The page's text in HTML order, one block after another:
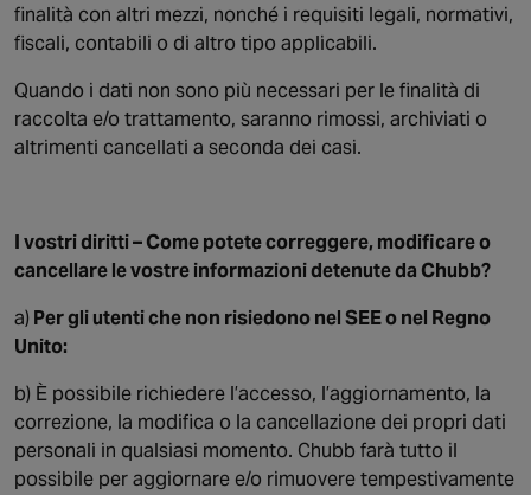
finalità con altri mezzi, nonché i requisiti legali, normativi,
fiscali, contabili o di altro tipo applicabili.
Quando i dati non sono più necessari per le finalità di
raccolta e/o trattamento, saranno rimossi, archiviati o
altrimenti cancellati a seconda dei casi.
I vostri diritti – Come potete correggere, modificare o
cancellare le vostre informazioni detenute da Chubb?
a) Per gli utenti che non risiedono nel SEE o nel Regno
Unito:
b) È possibile richiedere l’accesso, l’aggiornamento, la
correzione, la modifica o la cancellazione dei propri dati
personali in qualsiasi momento. Chubb farà tutto il
possibile per aggiornare e/o rimuovere tempestivamente